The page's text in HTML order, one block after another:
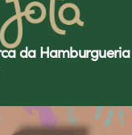
da Hamburgueria